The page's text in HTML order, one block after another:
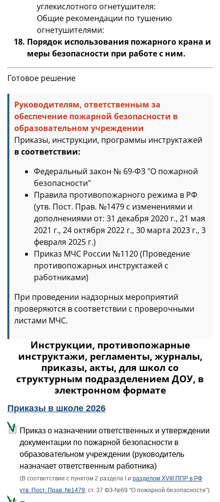
углекислотного огнетушителя:
Общие рекомендации по тушению
огнетушителями:
Порядок использования пожарного крана и
меры безопасности при работе с ним.
Готовое решение
Руководителям, ответственным за
обеспечение пожарной безопасности в
образовательном учреждении
Приказы, инструкции, программы инструктажей
в соответствии:
Федеральный закон № 69-ФЗ "О пожарной
безопасности"
Правила противопожарного режима в РФ
(утв. Пост. Прав. №1479 с изменениями и
дополнениями от: 31 декабря 2020 г., 21 мая
2021 г., 24 октября 2022 г., 30 марта 2023 г., 3
февраля 2025 г.)
Приказ МЧС России №1120 (Проведение
противопожарных инструктажей с
работниками)
При проведении надзорных мероприятий
проверяются в соответствии с проверочными
листами МЧС.
Инструкции, противопожарные
инструктажи, регламенты, журналы,
приказы, акты, для школ со
структурным подразделением ДОУ, в
электронном формате
Приказы в школе 2026
Приказ о назначении ответственных и утверждении
документации по пожарной безопасности в
образовательном учреждении (руководитель
назначает ответственным работника)
(В соответствии с пунктом 2 раздела I и разделом XVIII ППР в РФ
утв. Пост. Прав. №1479, ст. 37 ФЗ-№69 "О пожарной безопасности")